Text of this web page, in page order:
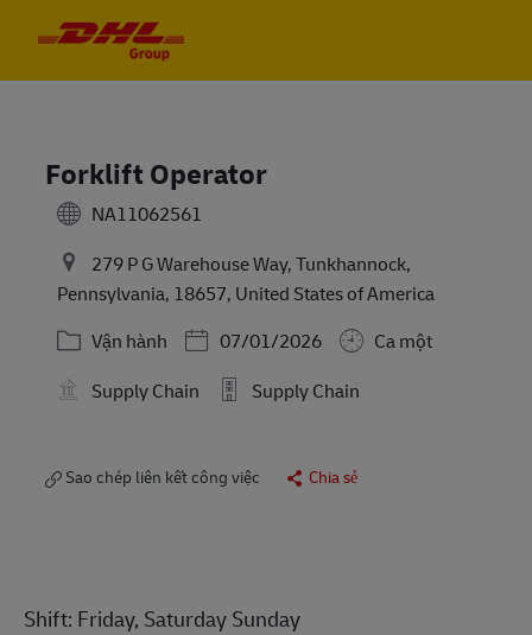
Forklift Operator
NA11062561
279 P G Warehouse Way, Tunkhannock,
Pennsylvania, 18657, United States of America
Danh mục
Vận hành Posted Date
07/01/2026
Ca một
Supply Chain
Supply Chain
Sao chép liên kết công việc Chia sẻ
Shift: Friday, Saturday Sunday